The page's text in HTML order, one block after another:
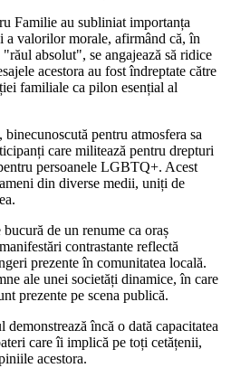
Familie au subliniat importanța
a valorilor morale, afirmând că, în
absolut", se angajează să ridice
acestora au fost îndreptate către
familiale ca pilon esențial al
binecunoscută pentru atmosfera sa
care militează pentru drepturi
persoanele LGBTQ+. Acest
din diverse medii, uniți de
de un renume ca oraș
contrastante reflectă
prezente în comunitatea locală.
ale unei societăți dinamice, în care
prezente pe scena publică.
încă o dată capacitatea
care îi implică pe toți cetățenii,
acestora.